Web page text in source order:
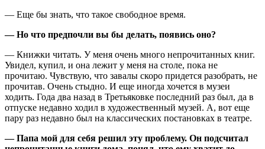
— Еще бы знать, что такое свободное время.
— Но что предпочли вы бы делать, появись оно?
— Книжки читать. У меня очень много непрочитанных книг.
Увидел, купил, и она лежит у меня на столе, пока не
прочитаю. Чувствую, что завалы скоро придется разобрать, не
прочитав. Очень стыдно. И еще иногда хочется в музеи
ходить. Года два назад в Третьяковке последний раз был, да в
отпуске недавно ходил в художественный музей. А, вот еще
пару раз недавно был на классических постановках в театре.
— Папа мой для себя решил эту проблему. Он подсчитал